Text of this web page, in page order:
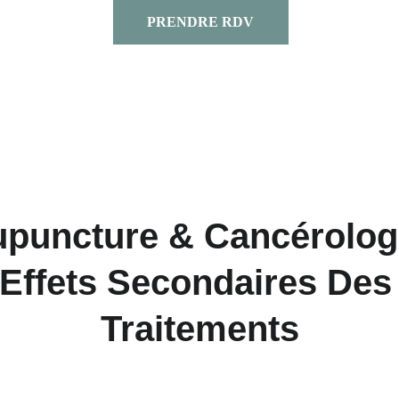
PRENDRE RDV
&
Secondaires Des
Traitements